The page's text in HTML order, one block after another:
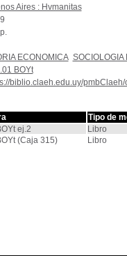
Aires : Hvmanitas
ECONOMICA SOCIOLOGIA
BOYt
biblio.claeh.edu.uy/
Tipo de
ej.2 Libro
(Caja 315) Libro